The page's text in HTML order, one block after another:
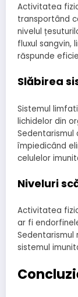
Activitatea
transportând
nivelul
fluxul sangvin,
răspunde
Slăbirea
Sistemul
lichidelor din
împiedicând
celulelor
Niveluri
Activitatea
ar fi
Sedentarismul
sistemul